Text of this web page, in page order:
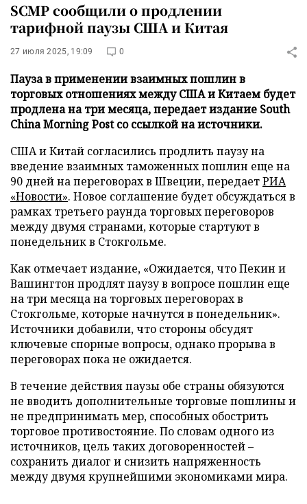
SCMP сообщили о продлении
тарифной паузы США и Китая
27 июля 2025, 19:09 0
Пауза в применении взаимных пошлин в
торговых отношениях между США и Китаем будет
продлена на три месяца, передает издание South
China Morning Post со ссылкой на источники.
США и Китай согласились продлить паузу на
введение взаимных таможенных пошлин еще на
90 дней на переговорах в Швеции, передаетРИА
«Новости». Новое соглашение будет обсуждаться в
рамках третьего раунда торговых переговоров
между двумя странами, которые стартуют в
понедельник в Стокгольме.
Как отмечает издание, «Ожидается, что Пекин и
Вашингтон продлят паузу в вопросе пошлин еще
на три месяца на торговых переговорах в
Стокгольме, которые начнутся в понедельник».
Источники добавили, что стороны обсудят
ключевые спорные вопросы, однако прорыва в
переговорах пока не ожидается.
В течение действия паузы обе страны обязуются
не вводить дополнительные торговые пошлины и
не предпринимать мер, способных обострить
торговое противостояние. По словам одного из
источников, цель таких договоренностей –
сохранить диалог и снизить напряженность
между двумя крупнейшими экономиками мира.